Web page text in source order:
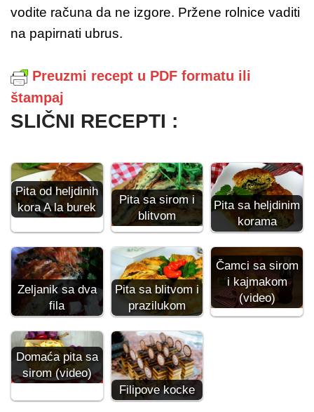
vodite računa da ne izgore. Pržene rolnice vaditi
na papirnati ubrus.
Preuzmi recept u PDF formatu ili
štampaj
SLIČNI RECEPTI :
Pita od heljdinih
kora A la burek
Pita sa sirom i
blitvom
Pita sa heljdinim
korama
Zeljanik sa dva
fila
Pita sa blitvom i
prazilukom
Čamci sa sirom
i kajmakom
(video)
Domaća pita sa
sirom (video)
Filipove kocke